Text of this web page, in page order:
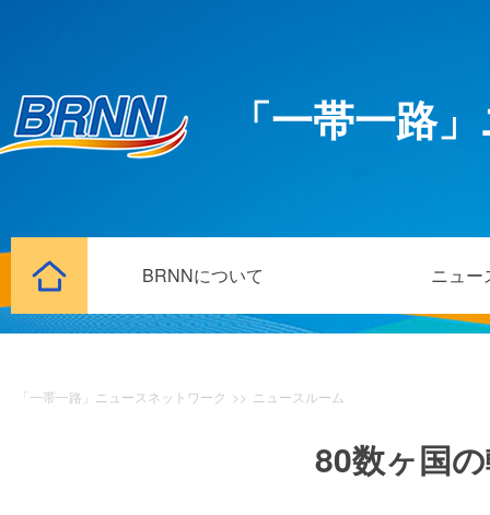
「一帯一路
BRNNについて ニュー
「一帯一路」ニュースネットワーク >> ニュースルーム
80数ヶ国